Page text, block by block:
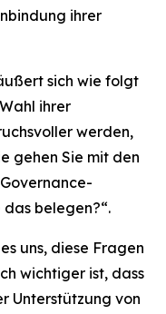
ihrer
sich wie folgt
ihrer
werden,
gehen Sie mit den
das belegen?“.
uns, diese Fragen
wichtiger ist, dass
Unterstützung von